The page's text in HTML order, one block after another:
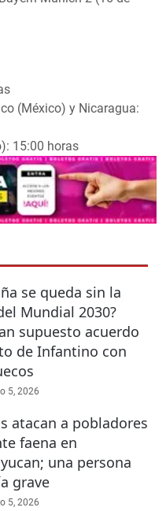
(México) y Nicaragua:
15:00 horas
se queda sin la
Mundial 2030?
supuesto acuerdo
de Infantino con
5, 2026
atacan a pobladores
faena en
una persona
grave
5, 2026